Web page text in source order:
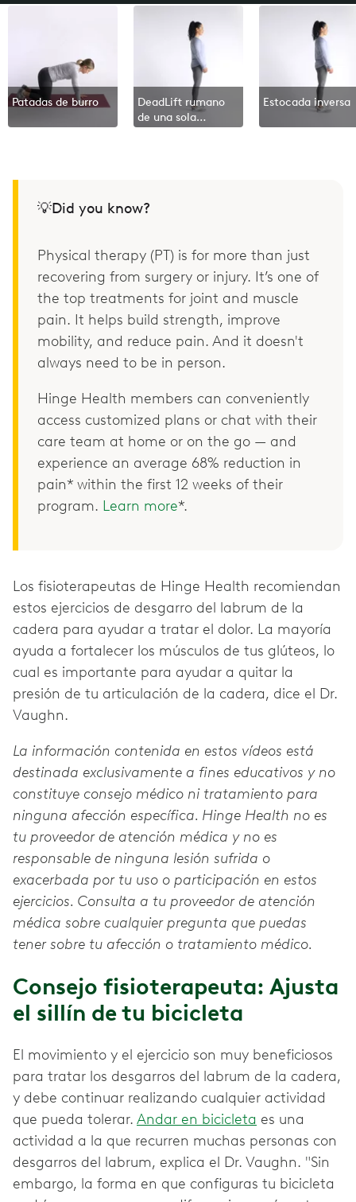
Patadas de burro
DeadLift rumano
de una sola
Estocada inversa
💡Did you know?
Physical therapy (PT) is for more than just
recovering from surgery or injury. It’s one of
the top treatments for joint and muscle
pain. It helps build strength, improve
mobility, and reduce pain. And it doesn't
always need to be in person.
Hinge Health members can conveniently
access customized plans or chat with their
care team at home or on the go — and
experience an average 68% reduction in
pain* within the first 12 weeks of their
program. Learn more*.
Los fisioterapeutas de Hinge Health recomiendan
estos ejercicios de desgarro del labrum de la
cadera para ayudar a tratar el dolor. La mayoría
ayuda a fortalecer los músculos de tus glúteos, lo
cual es importante para ayudar a quitar la
presión de tu articulación de la cadera, dice el Dr.
Vaughn.
La información contenida en estos vídeos está
destinada exclusivamente a fines educativos y no
constituye consejo médico ni tratamiento para
ninguna afección específica. Hinge Health no es
tu proveedor de atención médica y no es
responsable de ninguna lesión sufrida o
exacerbada por tu uso o participación en estos
ejercicios. Consulta a tu proveedor de atención
médica sobre cualquier pregunta que puedas
tener sobre tu afección o tratamiento médico.
Consejo fisioterapeuta: Ajusta
el sillín de tu bicicleta
El movimiento y el ejercicio son muy beneficiosos
para tratar los desgarros del labrum de la cadera,
y debe continuar realizando cualquier actividad
que pueda tolerar. Andar en bicicleta es una
actividad a la que recurren muchas personas con
desgarros del labrum, explica el Dr. Vaughn. "Sin
embargo, la forma en que configuras tu bicicleta